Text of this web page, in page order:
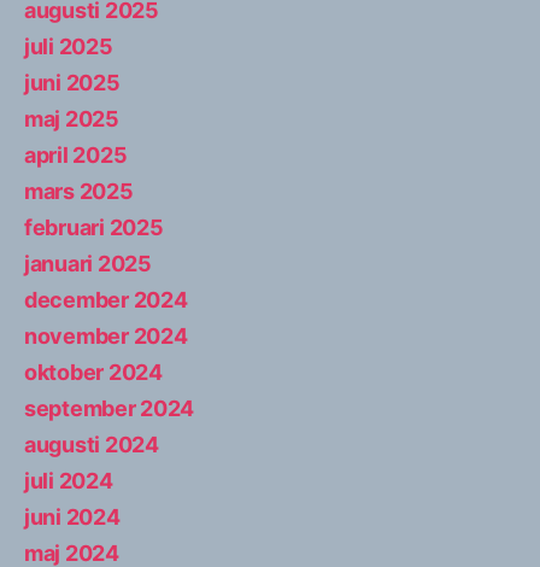
augusti 2025
juli 2025
juni 2025
maj 2025
april 2025
mars 2025
februari 2025
januari 2025
december 2024
november 2024
oktober 2024
september 2024
augusti 2024
juli 2024
juni 2024
maj 2024